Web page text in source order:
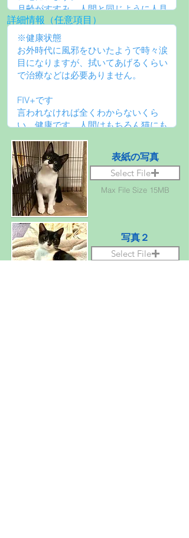
詳細情報（任意項目）
表紙の写真
Select File
Max File Size 15MB
写真２
Select File